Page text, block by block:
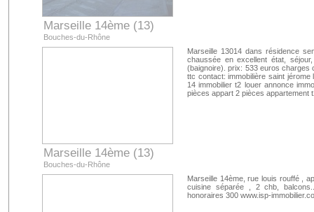
Marseille 14ème (13)
Bouches-du-Rhône
Marseille 14ème (13)
Bouches-du-Rhône
Marseille 13014 dans résidence
chaussée en excellent état,
(baignoire). prix: 533 euros charges
ttc contact: immobilière saint
14 immobilier t2 louer annonce
pièces appart 2 pièces appartement
Marseille 14ème, rue louis rouffé ,
cuisine séparée , 2 chb,
honoraires 300 www.isp-